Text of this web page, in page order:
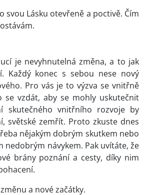
svou Lásku otevřeně a poctivě. Čím
je nevyhnutelná změna, a to jak
Každý konec s sebou nese nový
Pro vás je to výzva se vnitřně
se vzdát, aby se mohly uskutečnit
skutečného vnitřního rozvoje by
světské zemřít. Proto zkuste dnes
nějakým dobrým skutkem nebo
nedobrým návykem. Pak uvítáte, že
brány poznání a cesty, díky nim
a nové začátky.